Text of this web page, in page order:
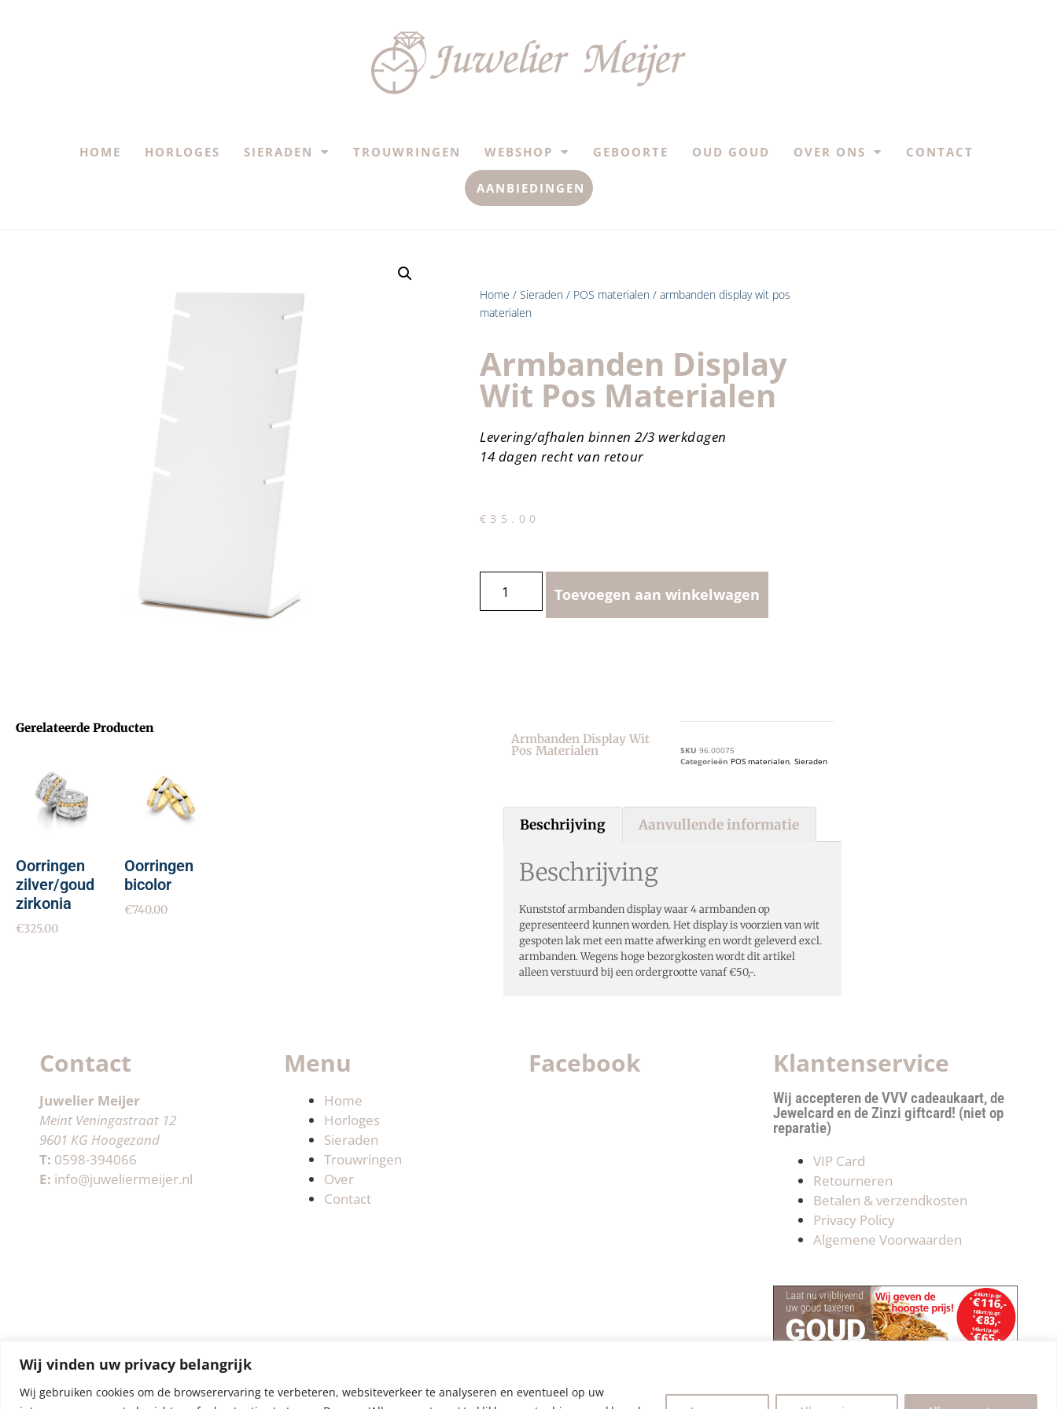
Wij vinden uw privacy belangrijk
Wij gebruiken cookies om de browserervaring te verbeteren, websiteverkeer te analyseren en eventueel op uw
HOME HORLOGES SIERADEN TROUWRINGEN WEBSHOP GEBOORTE OUD GOUD OVER ONS CONTACT
AANBIEDINGEN
Home / Sieraden / POS materialen / armbanden display wit pos
materialen
Armbanden Display
Wit Pos Materialen
Levering/afhalen binnen 2/3 werkdagen
14 dagen recht van retour
€ 35.00
Toevoegen aan winkelwagen
Gerelateerde Producten
Oorringen
zilver/goud
zirkonia
€325.00
Oorringen
bicolor
€740.00
Armbanden Display Wit
Pos Materialen SKU 96.00075
Categorieën POS materialen, Sieraden
Beschrijving Aanvullende informatie
Beschrijving
Kunststof armbanden display waar 4 armbanden op
gepresenteerd kunnen worden. Het display is voorzien van wit
gespoten lak met een matte afwerking en wordt geleverd excl.
armbanden. Wegens hoge bezorgkosten wordt dit artikel
alleen verstuurd bij een ordergrootte vanaf €50,-.
Contact
Juwelier Meijer
Meint Veningastraat 12
9601 KG Hoogezand
T: 0598-394066
E: info@juweliermeijer.nl
Menu
Home
Horloges
Sieraden
Trouwringen
Over
Contact
Facebook Klantenservice
Wij accepteren de VVV cadeaukaart, de
Jewelcard en de Zinzi giftcard! (niet op
reparatie)
VIP Card
Retourneren
Betalen & verzendkosten
Privacy Policy
Algemene Voorwaarden